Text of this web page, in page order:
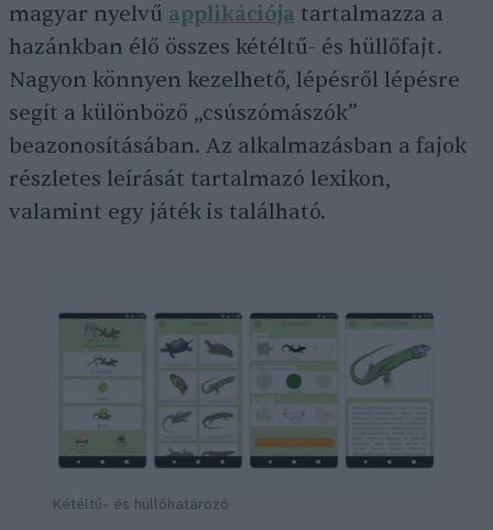
magyar nyelvű applikációja tartalmazza a
hazánkban élő összes kétéltű- és hüllőfajt.
Nagyon könnyen kezelhető, lépésről lépésre
segít a különböző „csúszómászók”
beazonosításában. Az alkalmazásban a fajok
részletes leírását tartalmazó lexikon,
valamint egy játék is található.
Kétéltű- és hüllőhatározó